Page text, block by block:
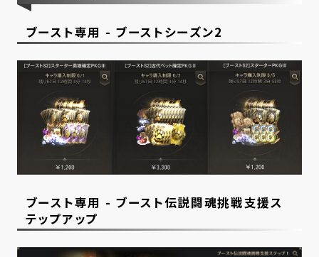
ブースト専用 - ブーストシーズン2
ブースト専用 - ブースト伝説闘魂挑戦支援ス
テップアップ